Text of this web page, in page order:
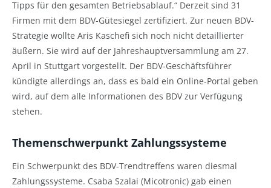
Tipps für den gesamten Betriebsablauf.“ Derzeit sind 31
Firmen mit dem BDV-Gütesiegel zertifiziert. Zur neuen BDV-
Strategie wollte Aris Kaschefi sich noch nicht detaillierter
äußern. Sie wird auf der Jahreshauptversammlung am 27.
April in Stuttgart vorgestellt. Der BDV-Geschäftsführer
kündigte allerdings an, dass es bald ein Online-Portal geben
wird, auf dem alle Informationen des BDV zur Verfügung
stehen.
Themenschwerpunkt Zahlungssysteme
Ein Schwerpunkt des BDV-Trendtreffens waren diesmal
Zahlungssysteme. Csaba Szalai (Micotronic) gab einen